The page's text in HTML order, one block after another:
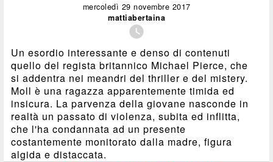
mercoledì 29 novembre 2017
mattiabertaina

Un esordio interessante e denso di contenuti
quello del regista britannico Michael Pierce, che
si addentra nei meandri del thriller e del mistery.
Moll è una ragazza apparentemente timida ed
insicura. La parvenza della giovane nasconde in
realtà un passato di violenza, subita ed inflitta,
che l'ha condannata ad un presente
costantemente monitorato dalla madre, figura
algida e distaccata.